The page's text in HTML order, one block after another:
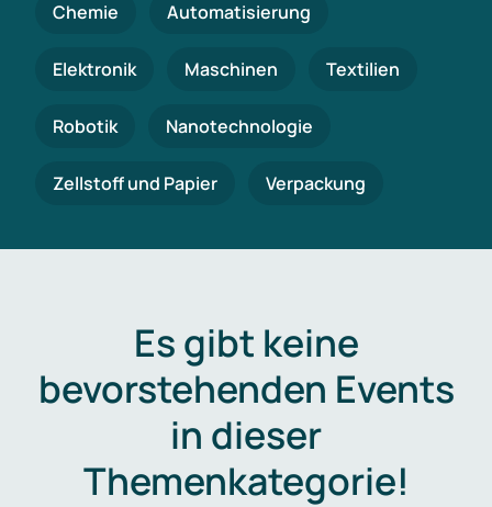
Chemie Automatisierung
Elektronik Maschinen Textilien
Robotik Nanotechnologie
Zellstoff und Papier Verpackung
Es gibt keine
bevorstehenden Events
in dieser
Themenkategorie!